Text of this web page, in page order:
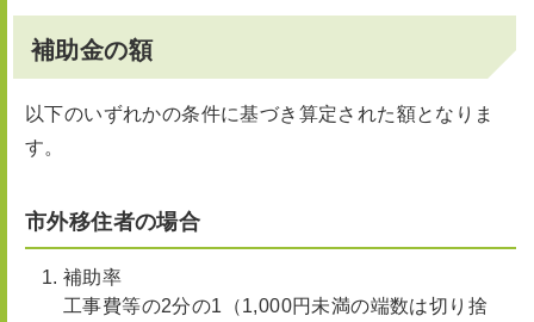
補助金の額
以下のいずれかの条件に基づき算定された額となりま
す。
市外移住者の場合
補助率
工事費等の2分の1（1,000円未満の端数は切り捨